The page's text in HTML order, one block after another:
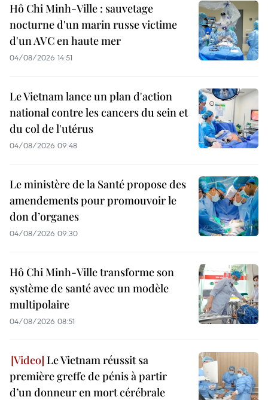
Hô Chi Minh-Ville : sauvetage
nocturne d'un marin russe victime
d'un AVC en haute mer
04/08/2026 14:51
Le Vietnam lance un plan d'action
national contre les cancers du sein et
du col de l'utérus
04/08/2026 09:48
Le ministère de la Santé propose des
amendements pour promouvoir le
don d’organes
04/08/2026 09:30
Hô Chi Minh-Ville transforme son
système de santé avec un modèle
multipolaire
04/08/2026 08:51
Le Vietnam réussit sa
première greffe de pénis à partir
d’un donneur en mort cérébrale